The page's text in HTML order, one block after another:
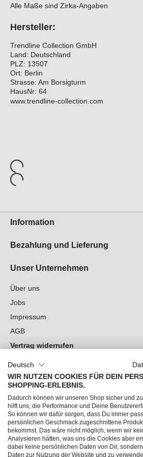
Alle Maße sind Zirka-Angaben
Hersteller:
Trendline Collection GmbH
Land: Deutschland
PLZ: 13507
Ort: Berlin
Strasse: Am Borsigturm
HausNr: 64
www.trendline-collection.com
Information
Bezahlung und Lieferung
Unser Unternehmen
Über uns
Jobs
Impressum
AGB
Vertrag widerrufen
Cookie-Einstellungen
Du hast Fragen?
Unsere Socials
Deutsch
WIR NUTZEN COOKIES FÜR DEIN
SHOPPING-ERLEBNIS.
Dadurch können wir unseren Shop sicher und
hilft uns, die Performance und Deine
So können wir dafür sorgen, dass Du immer
persönlichen Geschmack zugeschnittene
bekommst. Das wäre nicht möglich, wenn wir
Analysieren hätten, was uns die Cookies aber
dabei keine persönlichen Daten von Dir,
Daten zur Nutzung der Website und zu